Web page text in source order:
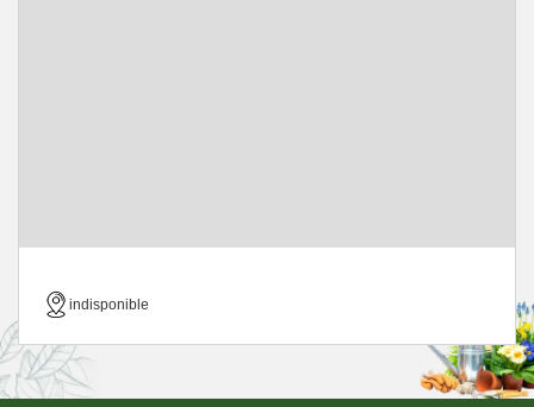
indisponible